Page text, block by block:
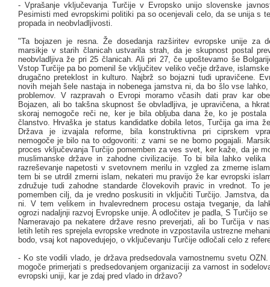
- Vprašanje vključevanja Turčije v Evropsko unijo slovenske
Pesimisti med evropskimi politiki pa so ocenjevali celo, da se unija s
propada in neobvladljivosti.
"Ta bojazen je resna. Že dosedanja razširitev evropske unije za
marsikje v starih članicah ustvarila strah, da je skupnost postal
neobvladljiva že pri 25 članicah. Ali pri 27, če upoštevamo še
Vstop Turčije pa bo pomenil še vključitev veliko večje države,
drugačno preteklost in kulturo. Najbrž so bojazni tudi upravičene.
novih mejah šele nastaja in nobenega jamstva ni, da bo šlo vse
problemov. V razpravah o Evropi moramo včasih dati prav kar
Bojazen, ali bo takšna skupnost še obvladljiva, je upravičena, a
skoraj nemogoče reči ne, ker je bila obljuba dana že, ko je postala
članstvo. Hrvaška je status kandidatke dobila letos, Turčija ga ima
Država je izvajala reforme, bila konstruktivna pri ciprskem
nemogoče je bilo na to odgovoriti: z vami se ne bomo pogajali.
proces vključevanja Turčijo pomemben za ves svet, ker kaže, da je
muslimanske države in zahodne civilizacije. To bi bila lahko velika
razreševanje napetosti v svetovnem merilu in vzgled za zmerne
tem bi se utrdil zmerni islam, nekateri mu pravijo že kar evropski
združuje tudi zahodne standarde človekovih pravic in vrednot. To
pomemben cilj, da je vredno poskusiti in vključiti Turčijo. Jamstva,
ni. V tem velikem in hvalevrednem procesu ostaja tveganje, da
ogrozi nadaljnji razvoj Evropske unije. A odločitev je padla, S Turčijo se
Nameravajo pa nekatere države resno preverjati, ali bo Turčija v
letih letih res sprejela evropske vrednote in vzpostavila ustrezne
bodo, vsaj kot napovedujejo, o vključevanju Turčije odločali celo z
- Ko ste vodili vlado, je država predsedovala varnostnemu svetu
mogoče primerjati s predsedovanjem organizaciji za varnost in
evropski uniji, kar je zdaj pred vlado in državo?